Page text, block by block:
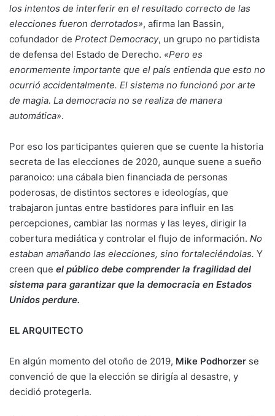
los intentos de interferir en el resultado correcto de las
elecciones fueron derrotados», afirma Ian Bassin,
cofundador de Protect Democracy, un grupo no partidista
de defensa del Estado de Derecho. «Pero es
enormemente importante que el país entienda que esto no
ocurrió accidentalmente. El sistema no funcionó por arte
de magia. La democracia no se realiza de manera
automática».
Por eso los participantes quieren que se cuente la historia
secreta de las elecciones de 2020, aunque suene a sueño
paranoico: una cábala bien financiada de personas
poderosas, de distintos sectores e ideologías, que
trabajaron juntas entre bastidores para influir en las
percepciones, cambiar las normas y las leyes, dirigir la
cobertura mediática y controlar el flujo de información. No
estaban amañando las elecciones, sino fortaleciéndolas. Y
creen que el público debe comprender la fragilidad del
sistema para garantizar que la democracia en Estados
Unidos perdure.
EL ARQUITECTO
En algún momento del otoño de 2019, Mike Podhorzer se
convenció de que la elección se dirigía al desastre, y
decidió protegerla.